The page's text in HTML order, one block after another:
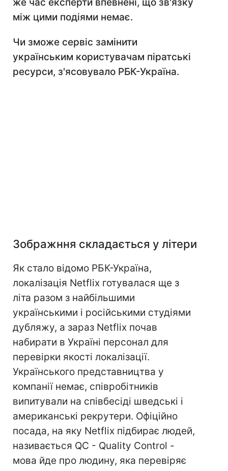
же час експерти впевнені, що зв'язку
між цими подіями немає.
Чи зможе сервіс замінити
українським користувачам піратські
ресурси, з'ясовувало РБК-Україна.
Зображння складається у літери
Як стало відомо РБК-Україна,
локалізація Netflix готувалася ще з
літа разом з найбільшими
українськими і російськими студіями
дубляжу, а зараз Netflix почав
набирати в Україні персонал для
перевірки якості локалізації.
Українського представництва у
компанії немає, співробітників
випитували на співбесіді шведські і
американські рекрутери. Офіційно
посада, на яку Netflix підбирає людей,
називається QC - Quality Control -
мова йде про людину, яка перевіряє